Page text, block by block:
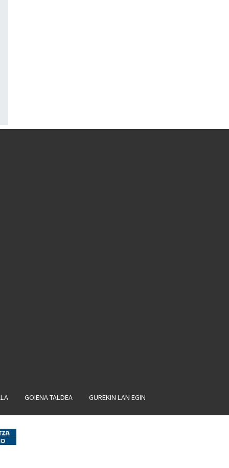
GOIENA TALDEA GUREKIN LAN EGIN